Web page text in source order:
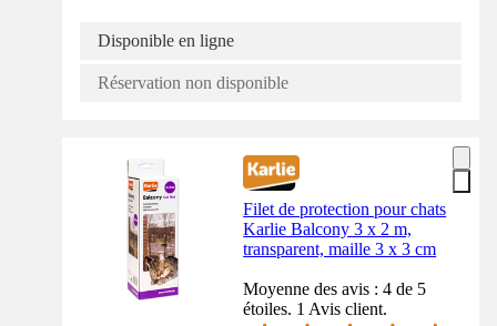
Disponible en ligne
Réservation non disponible
Filet de protection pour chats
Karlie Balcony 3 x 2 m,
transparent, maille 3 x 3 cm
Moyenne des avis : 4 de 5
étoiles. 1 Avis client.